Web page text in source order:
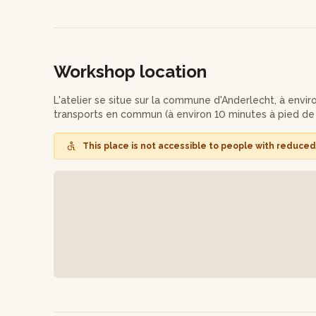
collaborant dans une ambiance dynamique et
Pour conclure, un temps d’échange autour d’une
ensemble vos créations et de partager un moment
avec une couronne unique, symbole de ce moment
Workshop location
L'atelier se situe sur la commune d'Anderlecht, à
transports en commun (à environ 10 minutes à pied
This place is not accessible to people with